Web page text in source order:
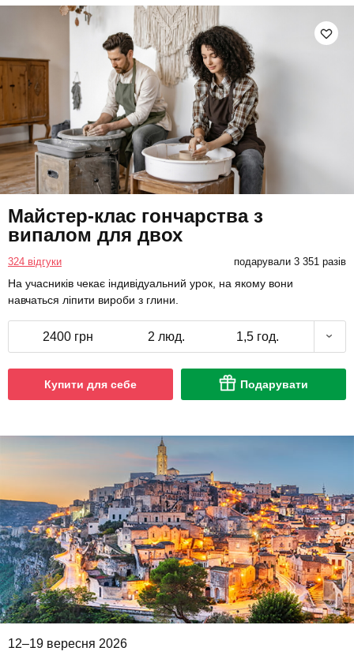
Майстер-клас гончарства з
випалом для двох
324 відгуки подарували 3 351 разів
На учасників чекає індивідуальний урок, на якому вони
навчаться ліпити вироби з глини.
2400 грн 2 люд. 1,5 год.
Купити для себе Подарувати
12–19 вересня 2026